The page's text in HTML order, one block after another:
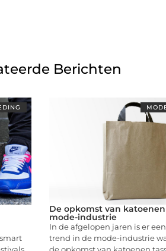
Berichten
De opkomst van
mode-industrie
In de afgelopen jaren is er
trend in de mode-industrie
de opkomst van katoenen